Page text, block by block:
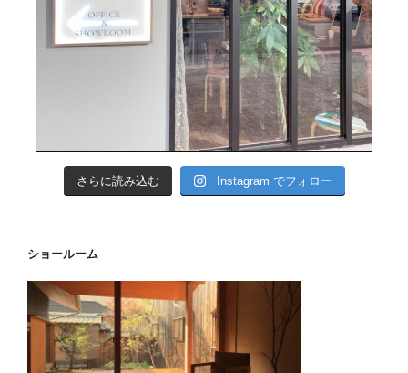
さらに読み込む Instagram でフォロー
ショールーム